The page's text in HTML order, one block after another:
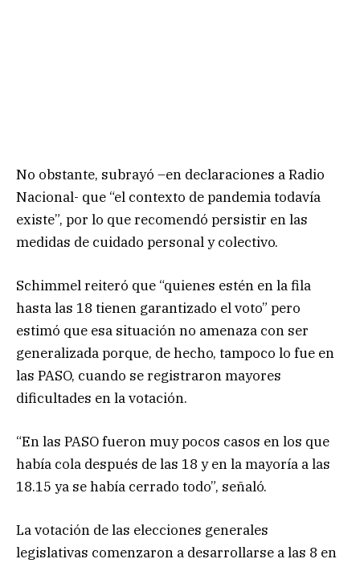
No obstante, subrayó –en declaraciones a Radio
Nacional- que “el contexto de pandemia todavía
existe”, por lo que recomendó persistir en las
medidas de cuidado personal y colectivo.
Schimmel reiteró que “quienes estén en la fila
hasta las 18 tienen garantizado el voto” pero
estimó que esa situación no amenaza con ser
generalizada porque, de hecho, tampoco lo fue en
las PASO, cuando se registraron mayores
dificultades en la votación.
“En las PASO fueron muy pocos casos en los que
había cola después de las 18 y en la mayoría a las
18.15 ya se había cerrado todo”, señaló.
La votación de las elecciones generales
legislativas comenzaron a desarrollarse a las 8 en